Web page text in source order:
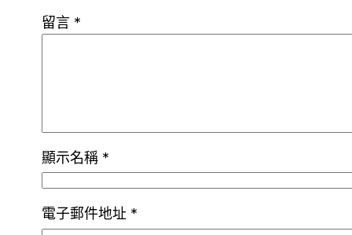
留言 *
顯示名稱 *
電子郵件地址 *